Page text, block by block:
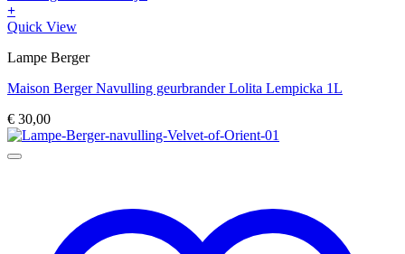
+
Quick View
Lampe Berger
Maison Berger Navulling geurbrander Lolita Lempicka 1L
€ 30,00